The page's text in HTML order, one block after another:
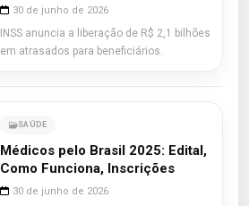
30 de junho de 2026
INSS anuncia a liberação de R$ 2,1 bilhões
em atrasados para beneficiários.
SAÚDE
Médicos pelo Brasil 2025: Edital,
Como Funciona, Inscrições
30 de junho de 2026